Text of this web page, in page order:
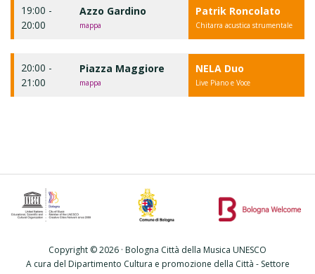
19:00 -
20:00
Azzo Gardino
mappa
Patrik Roncolato
Chitarra acustica strumentale
20:00 -
21:00
Piazza Maggiore
mappa
NELA Duo
Live Piano e Voce
Copyright © 2026 · Bologna Città della Musica UNESCO
A cura del Dipartimento Cultura e promozione della Città - Settore